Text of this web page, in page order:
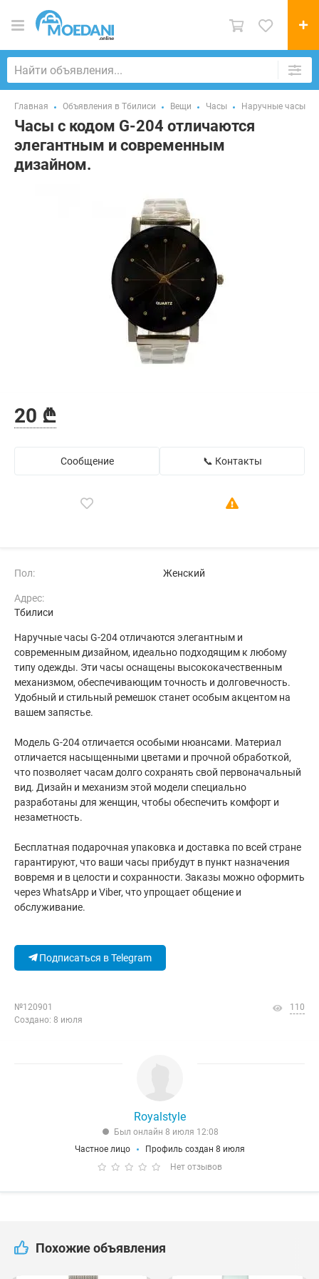
Главная Объявления в Тбилиси Вещи Часы Наручные часы
Часы с кодом G-204 отличаются
элегантным и современным
дизайном.
20 ₾
Сообщение 📞 Контакты
Пол: Женский
Адрес:
Тбилиси
Наручные часы G-204 отличаются элегантным и
современным дизайном, идеально подходящим к любому
типу одежды. Эти часы оснащены высококачественным
механизмом, обеспечивающим точность и долговечность.
Удобный и стильный ремешок станет особым акцентом на
вашем запястье.
Модель G-204 отличается особыми нюансами. Материал
отличается насыщенными цветами и прочной обработкой,
что позволяет часам долго сохранять свой первоначальный
вид. Дизайн и механизм этой модели специально
разработаны для женщин, чтобы обеспечить комфорт и
незаметность.
Бесплатная подарочная упаковка и доставка по всей стране
гарантируют, что ваши часы прибудут в пункт назначения
вовремя и в целости и сохранности. Заказы можно оформить
через WhatsApp и Viber, что упрощает общение и
обслуживание.
Подписаться в Telegram
№120901
Создано: 8 июля
110
Royalstyle
Был онлайн 8 июля 12:08
Частное лицо
Профиль создан 8 июля
Нет отзывов
Похожие объявления